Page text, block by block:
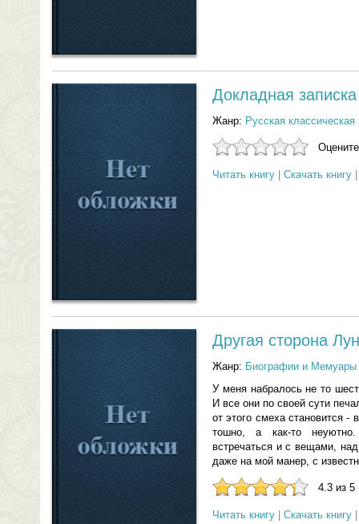
Докладная записка
Жанр: Русская классическая
Читать книгу Скачать книгу
Другая сторона
Жанр: Биографии и Мемуары
У меня набралось не то
И все они по своей сути
от этого смеха становится
тошно, а как-то
встречаться и с вещами,
даже на мой манер, с
4.3 из 5
Читать книгу Скачать книгу